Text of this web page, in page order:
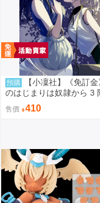
預購
【小凜社】《免訂
のはじまりは奴隷から 3
nbooks特典
售價 410